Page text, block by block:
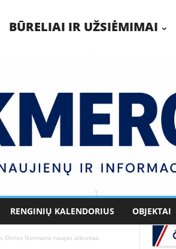
BŪRELIAI IR UŽSIĖMIMAI
RENGINIŲ KALENDORIUS OBJEKTAI
Chriso Normano naujas albumas